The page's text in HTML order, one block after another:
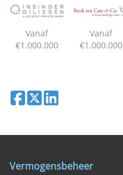
Vanaf
€1.000.000
Vanaf
€1.000.000
Deel op Facebook
Deel op XDeel op LinkedIn
Vermogensbeheer